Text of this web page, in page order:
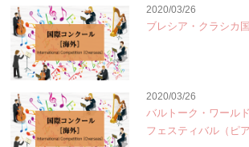
2020/03/26
ブレシア・クラシカ
2020/03/26
バルトーク・ワール
フェスティバル（ピ